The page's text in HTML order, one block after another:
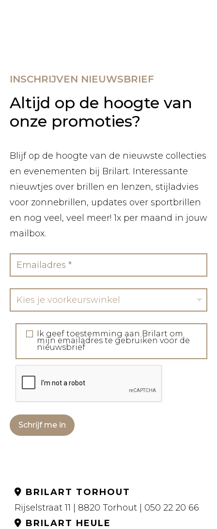
INSCHRIJVEN NIEUWSBRIEF
Altijd op de hoogte van
onze promoties?
Blijf op de hoogte van de nieuwste collecties
en evenementen bij Brilart. Interessante
nieuwtjes over brillen en lenzen, stijladvies
voor zonnebrillen, updates over sportbrillen
en nog veel, veel meer! 1x per maand in jouw
mailbox.
Kies je voorkeurswinkel
Ik geef toestemming aan Brilart om
mijn emailadres te gebruiken voor de
nieuwsbrief
Schrijf me in
BRILART TORHOUT
Rijselstraat 11 | 8820 Torhout | 050 22 20 66
BRILART HEULE